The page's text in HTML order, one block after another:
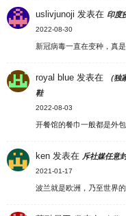
uslivjunoji 发表在 印度
2022-08-30
新冠病毒一直在变种，真
royal blue 发表在
（
鞋
2022-08-03
开餐馆的餐巾一般都是外
ken 发表在 斥社媒任意
2021-01-17
波兰就是欧洲，乃至世界